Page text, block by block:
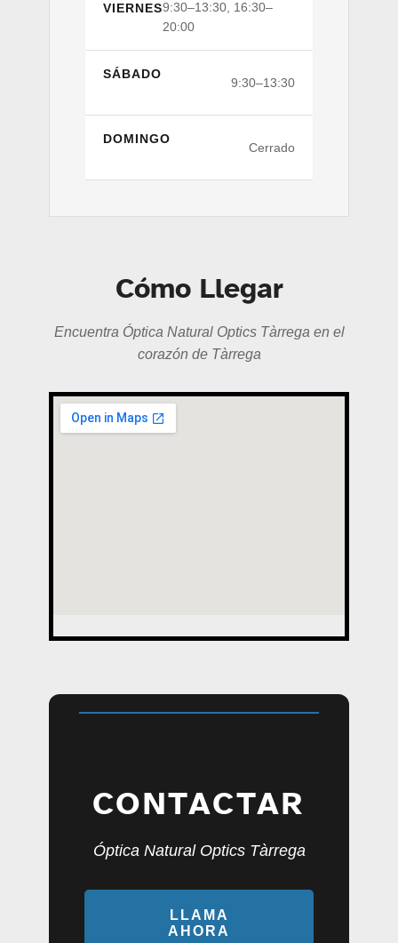
VIERNES9:30–13:30, 16:30–
20:00
SÁBADO
9:30–13:30
DOMINGO
Cerrado
Cómo Llegar
Encuentra Óptica Natural Optics Tàrrega en el
corazón de Tàrrega
CONTACTAR
Óptica Natural Optics Tàrrega
LLAMA
AHORA